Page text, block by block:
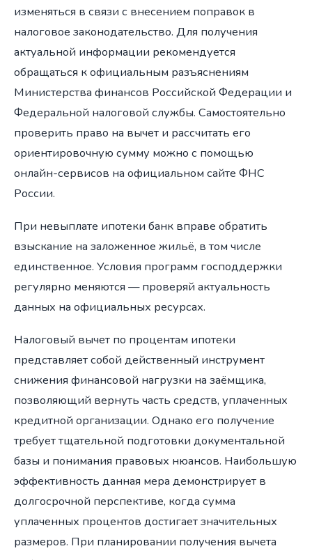
изменяться в связи с внесением поправок в
налоговое законодательство. Для получения
актуальной информации рекомендуется
обращаться к официальным разъяснениям
Министерства финансов Российской Федерации и
Федеральной налоговой службы. Самостоятельно
проверить право на вычет и рассчитать его
ориентировочную сумму можно с помощью
онлайн-сервисов на официальном сайте ФНС
России.
При невыплате ипотеки банк вправе обратить
взыскание на заложенное жильё, в том числе
единственное. Условия программ господдержки
регулярно меняются — проверяй актуальность
данных на официальных ресурсах.
Налоговый вычет по процентам ипотеки
представляет собой действенный инструмент
снижения финансовой нагрузки на заёмщика,
позволяющий вернуть часть средств, уплаченных
кредитной организации. Однако его получение
требует тщательной подготовки документальной
базы и понимания правовых нюансов. Наибольшую
эффективность данная мера демонстрирует в
долгосрочной перспективе, когда сумма
уплаченных процентов достигает значительных
размеров. При планировании получения вычета